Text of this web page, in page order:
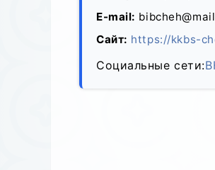
E-mail:
Сайт: https://kkbs-
Социальные сети: